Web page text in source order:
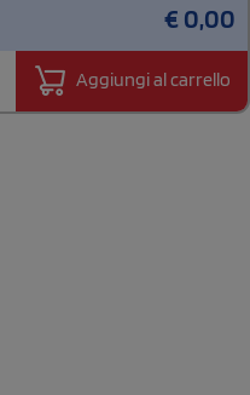
€0,00
Aggiungi al carrello